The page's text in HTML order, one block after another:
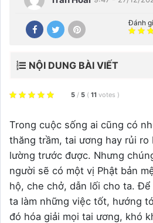
Đánh
NỘI DUNG BÀI VIẾT
5 / 5 ( 11 votes )
Trong cuộc sống ai cũng có
thăng trầm, tai ương hay rủi ro
lường trước được. Nhưng
người sẽ có một vị Phật bản
hộ, che chở, dẫn lối cho ta.
ta làm những việc tốt, hướng
đó hóa giải mọi tai ương, khó